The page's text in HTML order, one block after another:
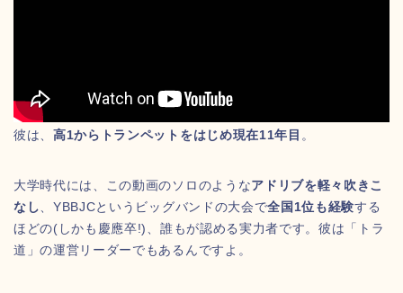
彼は、高1からトランペットをはじめ現在11年目 。
大学時代には、この動画のソロのようなアドリブを軽々吹きこ
なし、YBBJCというビッグバンドの大会で全国1位も経験する
ほどの(しかも慶應卒!)、誰もが認める実力者です。彼は「トラ
道」の運営リーダーでもあるんですよ。